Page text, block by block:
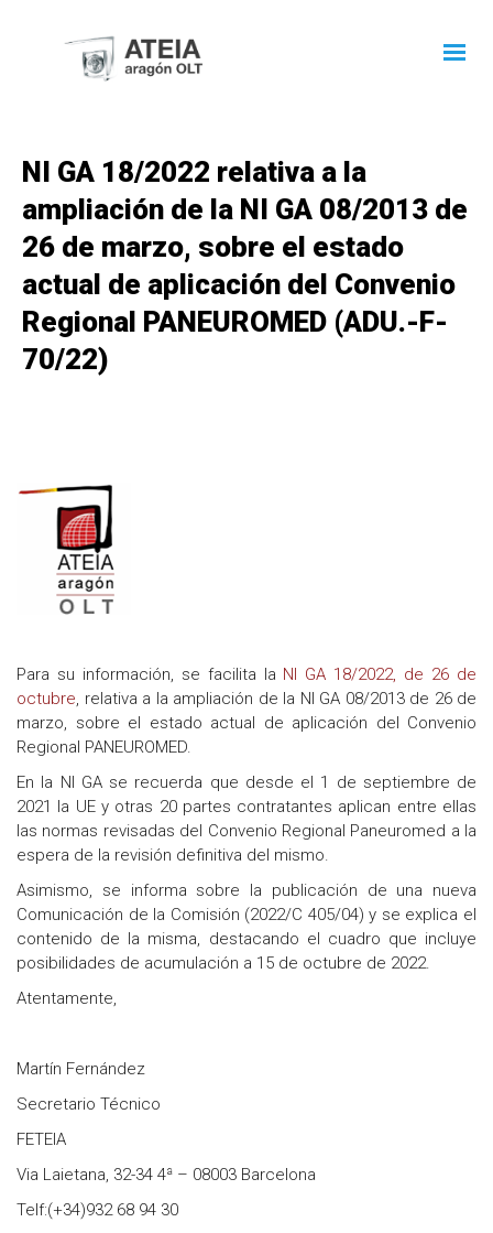
NI GA 18/2022 relativa a la
ampliación de la NI GA 08/2013 de
26 de marzo, sobre el estado
actual de aplicación del Convenio
Regional PANEUROMED (ADU.-F-
70/22)
Para su información, se facilita la NI GA 18/2022, de 26 de
octubre, relativa a la ampliación de la NI GA 08/2013 de 26 de
marzo, sobre el estado actual de aplicación del Convenio
Regional PANEUROMED.
En la NI GA se recuerda que desde el 1 de septiembre de
2021 la UE y otras 20 partes contratantes aplican entre ellas
las normas revisadas del Convenio Regional Paneuromed a la
espera de la revisión definitiva del mismo.
Asimismo, se informa sobre la publicación de una nueva
Comunicación de la Comisión (2022/C 405/04) y se explica el
contenido de la misma, destacando el cuadro que incluye
posibilidades de acumulación a 15 de octubre de 2022.
Atentamente,
Martín Fernández
Secretario Técnico
FETEIA
Via Laietana, 32-34 4ª – 08003 Barcelona
Telf:(+34)932 68 94 30